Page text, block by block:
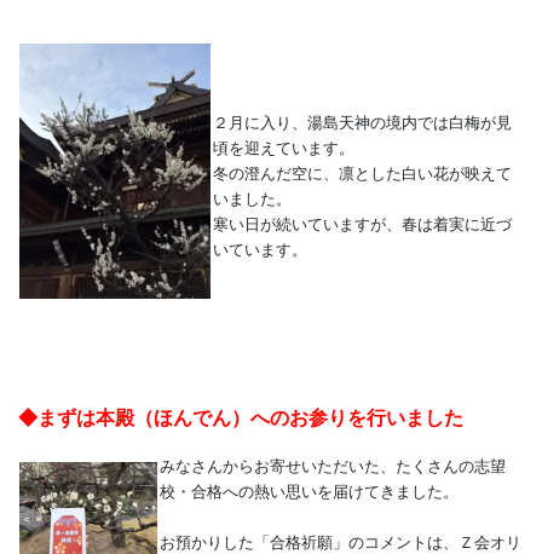
紹
介
い
た
し
す。
２月に入り、湯島天神の境内では白梅が見
頃を迎えています。
冬の澄んだ空に、凛とした白い花が映えて
いました。
寒い日が続いていますが、春は着実に近づ
いています。
◆まずは本殿（ほんでん）へのお参りを行いました
みなさんからお寄せいただいた、たくさんの志望
校・合格への熱い思いを届けてきました。
お預かりした「合格祈願」のコメントは、Ｚ会オリ